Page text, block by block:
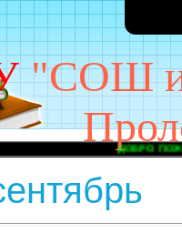
"СОШ
ДОБРО ПОЖАЛОВАТЬ НА